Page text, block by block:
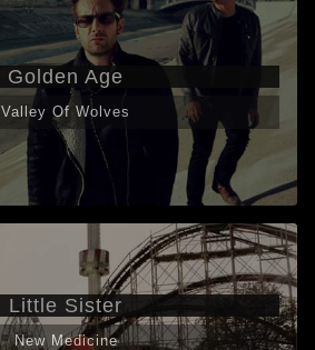
Golden Age
Valley Of Wolves
Little Sister
New Medicine